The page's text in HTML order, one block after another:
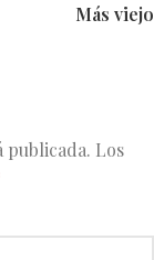
Más viejo
publicada. Los